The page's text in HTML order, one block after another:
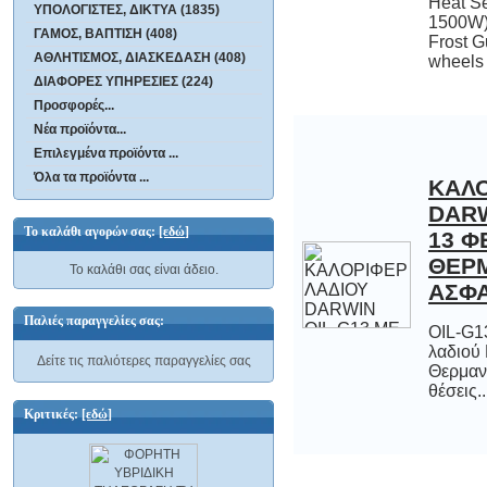
ΥΠΟΛΟΓΙΣΤΕΣ, ΔΙΚΤΥΑ (1835)
ΓΑΜΟΣ, ΒΑΠΤΙΣΗ (408)
ΑΘΛΗΤΙΣΜΟΣ, ΔΙΑΣΚΕΔΑΣΗ (408)
ΔΙΑΦΟΡΕΣ ΥΠΗΡΕΣΙΕΣ (224)
Προσφορές...
Νέα προϊόντα...
Επιλεγμένα προϊόντα ...
Όλα τα προϊόντα ...
Το καλάθι αγορών σας:[εδώ]
Το καλάθι σας είναι άδειο.
Παλιές παραγγελίες σας:
Δείτε τις παλιότερες παραγγελίες σας
Κριτικές:[εδώ]
wheels
13
OIL-